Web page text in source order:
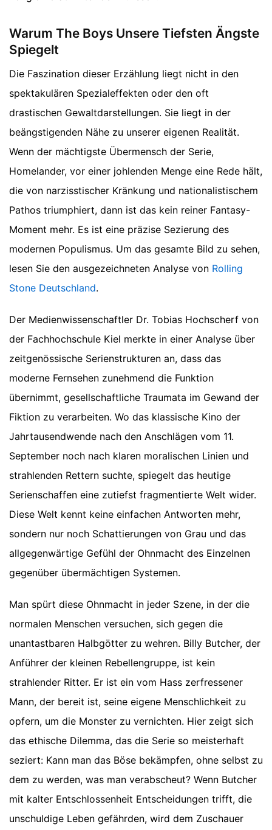
Warum The Boys Unsere Tiefsten Ängste
Spiegelt
Die Faszination dieser Erzählung liegt nicht in den
spektakulären Spezialeffekten oder den oft
drastischen Gewaltdarstellungen. Sie liegt in der
beängstigenden Nähe zu unserer eigenen Realität.
Wenn der mächtigste Übermensch der Serie,
Homelander, vor einer johlenden Menge eine Rede hält,
die von narzisstischer Kränkung und nationalistischem
Pathos triumphiert, dann ist das kein reiner Fantasy-
Moment mehr. Es ist eine präzise Sezierung des
modernen Populismus. Um das gesamte Bild zu sehen,
lesen Sie den ausgezeichneten Analyse von Rolling
Stone Deutschland.
Der Medienwissenschaftler Dr. Tobias Hochscherf von
der Fachhochschule Kiel merkte in einer Analyse über
zeitgenössische Serienstrukturen an, dass das
moderne Fernsehen zunehmend die Funktion
übernimmt, gesellschaftliche Traumata im Gewand der
Fiktion zu verarbeiten. Wo das klassische Kino der
Jahrtausendwende nach den Anschlägen vom 11.
September noch nach klaren moralischen Linien und
strahlenden Rettern suchte, spiegelt das heutige
Serienschaffen eine zutiefst fragmentierte Welt wider.
Diese Welt kennt keine einfachen Antworten mehr,
sondern nur noch Schattierungen von Grau und das
allgegenwärtige Gefühl der Ohnmacht des Einzelnen
gegenüber übermächtigen Systemen.
Man spürt diese Ohnmacht in jeder Szene, in der die
normalen Menschen versuchen, sich gegen die
unantastbaren Halbgötter zu wehren. Billy Butcher, der
Anführer der kleinen Rebellengruppe, ist kein
strahlender Ritter. Er ist ein vom Hass zerfressener
Mann, der bereit ist, seine eigene Menschlichkeit zu
opfern, um die Monster zu vernichten. Hier zeigt sich
das ethische Dilemma, das die Serie so meisterhaft
seziert: Kann man das Böse bekämpfen, ohne selbst zu
dem zu werden, was man verabscheut? Wenn Butcher
mit kalter Entschlossenheit Entscheidungen trifft, die
unschuldige Leben gefährden, wird dem Zuschauer